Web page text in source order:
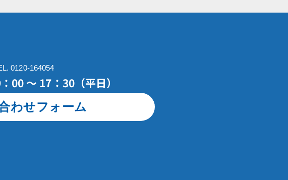
0120-164054
00 ～ 17：30（平日）
わせフォーム